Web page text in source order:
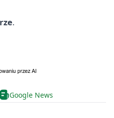
.
Google News